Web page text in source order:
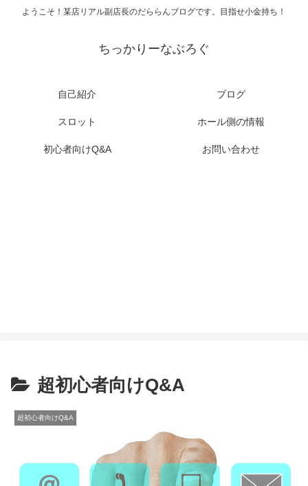
ようこそ！某店リアル副店長のだららんブログです。目指せ小金持ち！
ちっかりーなぶろぐ
自己紹介 ブログ
スロット ホール側の情報
初心者向けQ&A お問い合わせ
超初心者向けQ&A
超初心者向けQ&A